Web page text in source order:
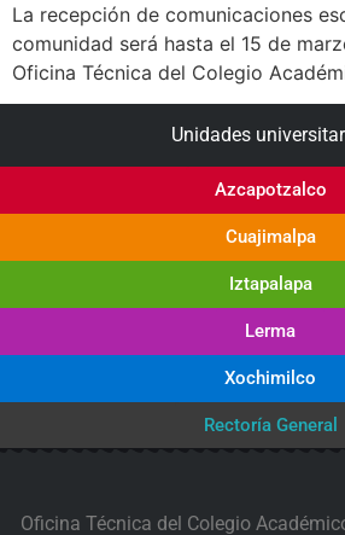
La recepción de comunicaciones
comunidad será hasta el 15 de
Oficina Técnica del Colegio
Unidades
Azcapotzalco
Cuajimalpa
Iztapalapa
Lerma
Xochimilco
Rectoría General
Oficina Técnica del Colegio